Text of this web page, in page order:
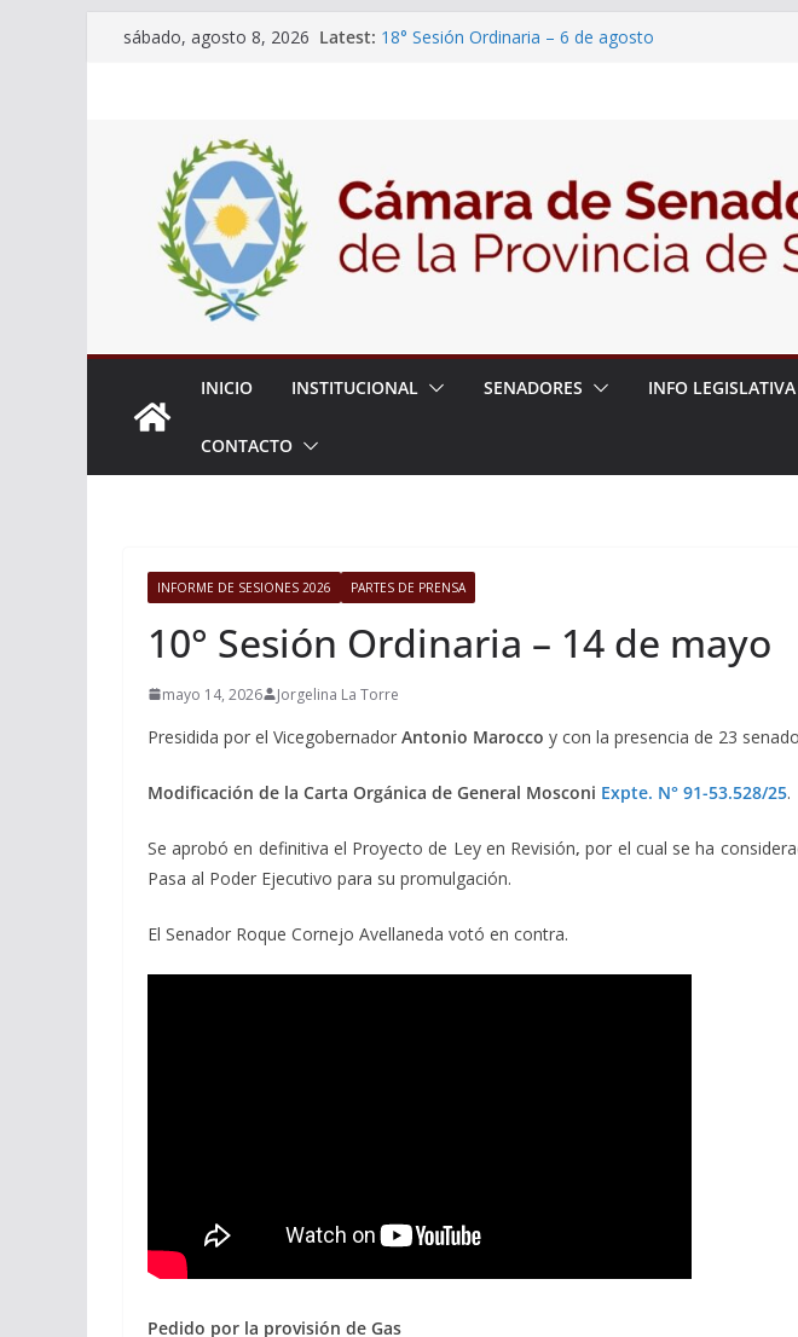
sábado, agosto 8, 2026 Latest: 18° Sesión Ordinaria – 6 de agosto
Expte. Nº 90-34.516/2026 – 06/08/26 – Créase el Ente
de Protección y Control Vegetal
INICIO INSTITUCIONAL SENADORES INFO LEGISLATIVA
CONTACTO
INFORME DE SESIONES 2026 PARTES DE PRENSA
10° Sesión Ordinaria – 14 de mayo
mayo 14, 2026 Jorgelina La Torre
Presidida por el Vicegobernador Antonio Marocco y con la presencia de 23
Modificación de la Carta Orgánica de General Mosconi Expte. N° 91-53.528/25.
Se aprobó en definitiva el Proyecto de Ley en Revisión,por el cual se ha
Pasa al Poder Ejecutivo para su promulgación.
El Senador Roque Cornejo Avellaneda votó en contra.
Pedido por la provisión de Gas